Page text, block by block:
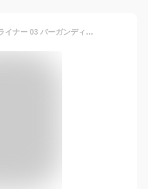
FASIO ファシオ ペンシル アイライナー 03 バーガンディブラウン フェザーフィット成分 ウォータープルーフ [ギフトラッピング対応]